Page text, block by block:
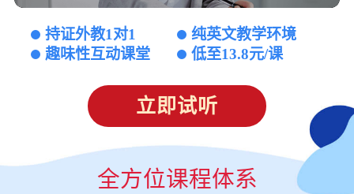
持证外教1对1
纯英文教学环境
趣味性互动课堂
低至13.8元/课
立即试听
全方位课程体系